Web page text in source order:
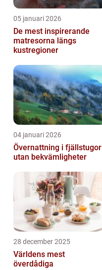
05 januari 2026
De mest inspirerande
matresorna längs
kustregioner
04 januari 2026
Övernattning i fjällstugor
utan bekvämligheter
28 december 2025
Världens mest
överdådiga